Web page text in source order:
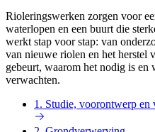
Rioleringswerken zorgen voor
waterlopen en een buurt die
werkt stap voor stap: van
van nieuwe riolen en het herstel
gebeurt, waarom het nodig is en
verwachten.
1. Studie, voorontwerp en